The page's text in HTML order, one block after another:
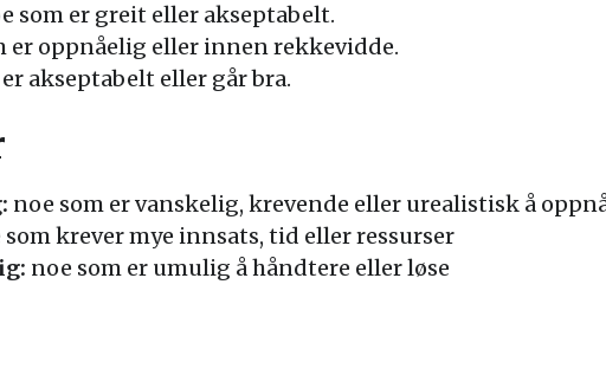
som er greit eller akseptabelt.
er oppnåelig eller innen rekkevidde.
akseptabelt eller går bra.
noe som er vanskelig, krevende eller urealistisk å
som krever mye innsats, tid eller ressurser
noe som er umulig å håndtere eller løse